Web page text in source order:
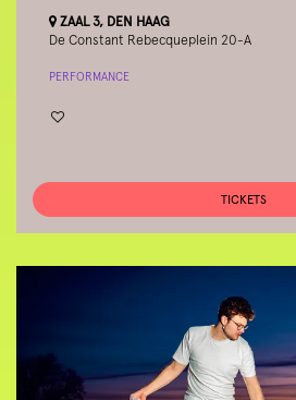
ZAAL 3, DEN HAAG
De Constant Rebecqueplein 20-A
PERFORMANCE
TICKETS